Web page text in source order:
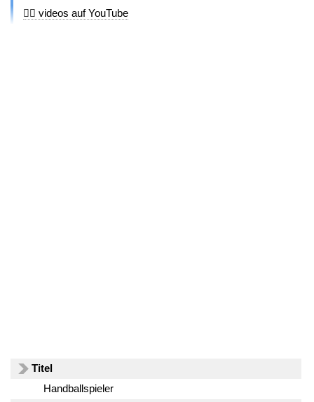
🤾‍♂️ videos auf YouTube
Titel
Handballspieler